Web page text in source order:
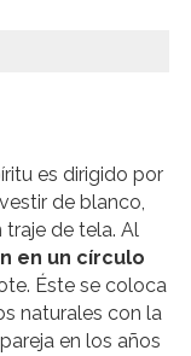
es dirigido por
de blanco,
traje de tela. Al
en un círculo
Éste se coloca
naturales con la
en los años